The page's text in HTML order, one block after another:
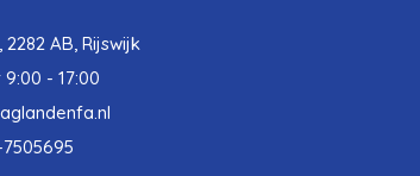
AB, Rijswijk
- 17:00